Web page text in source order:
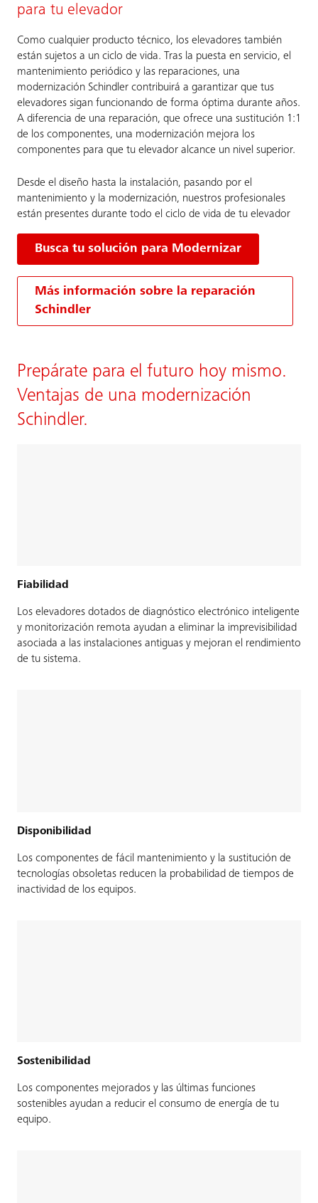
para tu elevador
Como cualquier producto técnico, los elevadores también
están sujetos a un ciclo de vida. Tras la puesta en servicio, el
mantenimiento periódico y las reparaciones, una
modernización Schindler contribuirá a garantizar que tus
elevadores sigan funcionando de forma óptima durante años.
A diferencia de una reparación, que ofrece una sustitución 1:1
de los componentes, una modernización mejora los
componentes para que tu elevador alcance un nivel superior.
Desde el diseño hasta la instalación, pasando por el
mantenimiento y la modernización, nuestros profesionales
están presentes durante todo el ciclo de vida de tu elevador
Busca tu solución para Modernizar
Más información sobre la reparación
Schindler
Prepárate para el futuro hoy mismo.
Ventajas de una modernización
Schindler.
Fiabilidad
Los elevadores dotados de diagnóstico electrónico inteligente
y monitorización remota ayudan a eliminar la imprevisibilidad
asociada a las instalaciones antiguas y mejoran el rendimiento
de tu sistema.
Disponibilidad
Los componentes de fácil mantenimiento y la sustitución de
tecnologías obsoletas reducen la probabilidad de tiempos de
inactividad de los equipos.
Sostenibilidad
Los componentes mejorados y las últimas funciones
sostenibles ayudan a reducir el consumo de energía de tu
equipo.